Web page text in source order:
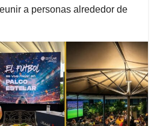
a personas alrededor de